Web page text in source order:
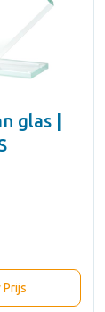
glas |